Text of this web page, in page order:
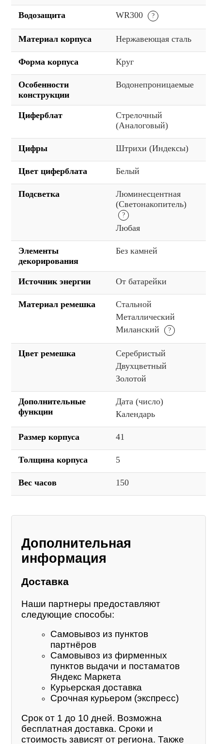
Водозащита WR300
Материал корпуса Нержавеющая сталь
Форма корпуса Круг
Особенности
конструкции
Водонепроницаемые
Циферблат
Стрелочный
(Аналоговый)
Цифры Штрихи (Индексы)
Цвет циферблата Белый
Подсветка
Люминесцентная
(Светонакопитель)
Любая
Элементы
декорирования
Без камней
Источник энергии От батарейки
Материал ремешка
Стальной
Металлический
Миланский
Цвет ремешка
Серебристый
Двухцветный
Золотой
Дополнительные
функции
Дата (число)
Календарь
Размер корпуса 41
Толщина корпуса 5
Вес часов 150
Дополнительная
информация
Доставка
Наши партнеры предоставляют
следующие способы:
Самовывоз из пунктов
партнёров
Самовывоз из фирменных
пунктов выдачи и постаматов
Яндекс Маркета
Курьерская доставка
Срочная курьером (экспресс)
Срок от 1 до 10 дней. Возможна
бесплатная доставка. Сроки и
стоимость зависят от региона. Также